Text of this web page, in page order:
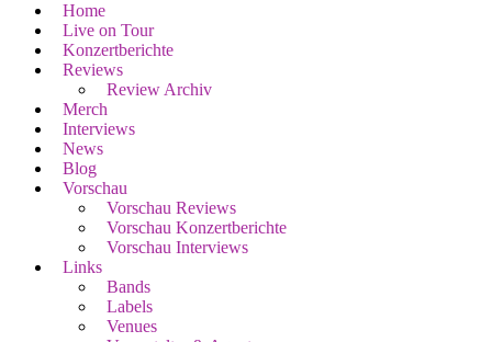
Home
Live on Tour
Konzertberichte
Reviews
Review Archiv
Merch
Interviews
News
Blog
Vorschau
Vorschau Reviews
Vorschau Konzertberichte
Vorschau Interviews
Links
Bands
Labels
Venues